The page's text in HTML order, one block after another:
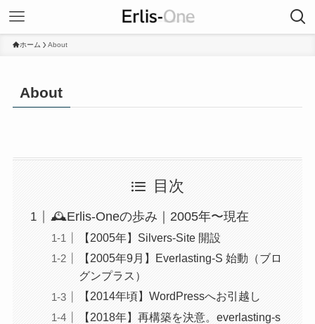
ホーム About
About
目次
🕰Erlis-Oneの歩み｜2005年〜現在
【2005年】Silvers-Site 開設
【2005年9月】Everlasting-S 始動（ブロ
グンプラス）
【2014年頃】WordPressへお引越し
【2018年】再構築を決意。everlasting-s